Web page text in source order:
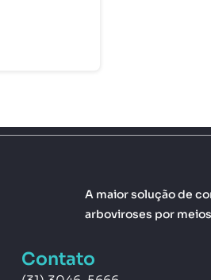
A maior solução de
arboviroses por
Contato